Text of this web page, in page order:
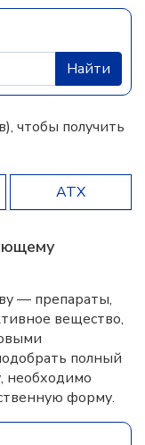
Найти
чтобы получить
АТХ
— препараты,
вещество,
полный
необходимо
форму.